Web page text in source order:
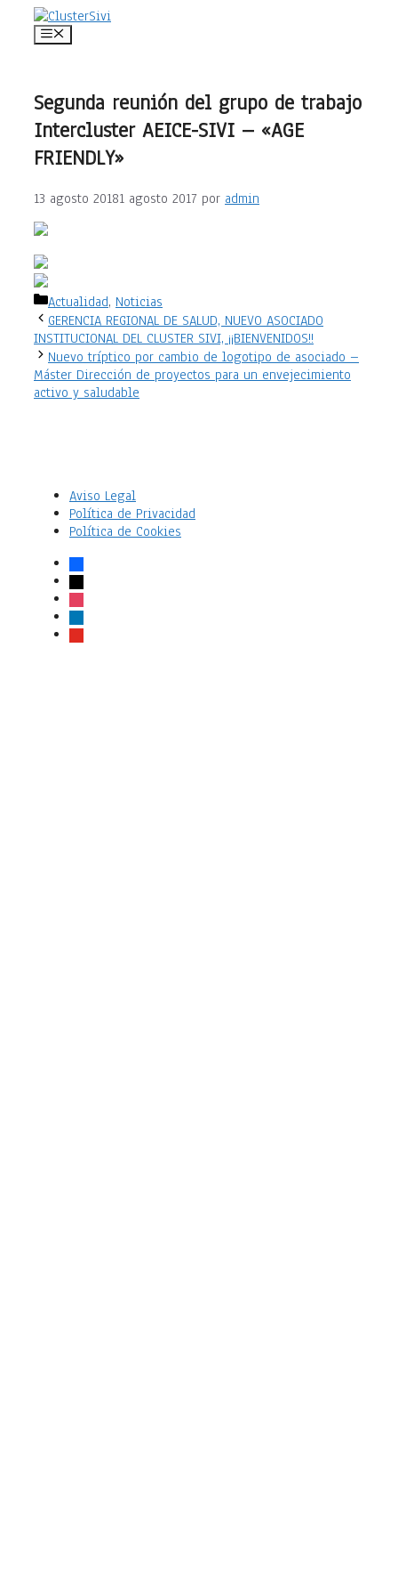
Saltar
Menú
Segunda reunión del grupo de trabajo
Intercluster AEICE-SIVI – «AGE
FRIENDLY»
13 agosto 20181 agosto 2017 por admin
Categorías
Actualidad, Noticias
GERENCIA REGIONAL DE SALUD, NUEVO ASOCIADO
INSTITUCIONAL DEL CLUSTER SIVI, ¡¡BIENVENIDOS!!
Nuevo tríptico por cambio de logotipo de asociado –
Máster Dirección de proyectos para un envejecimiento
activo y saludable
Aviso Legal
Política de Privacidad
Política de Cookies
facebook
x
instagram
linkedin
youtube